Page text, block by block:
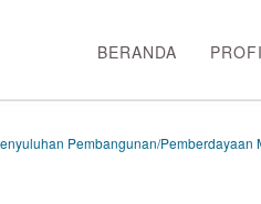
BERANDA
Pembangunan/Pemberdayaan